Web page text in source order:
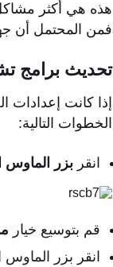
هذه هي أكثر
فمن المحتمل أن
تحديث برامج
إذا كانت
الخطوات التالية:
انقربزر الماوس
قم بتوسيع خيار
انقر بزر